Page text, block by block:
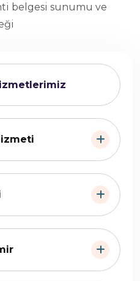
belgesi sunumu ve